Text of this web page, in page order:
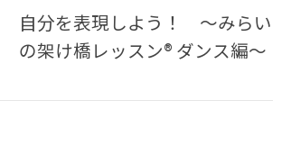
自分を表現しよう！ ～みらい
の架け橋レッスン® ダンス編～